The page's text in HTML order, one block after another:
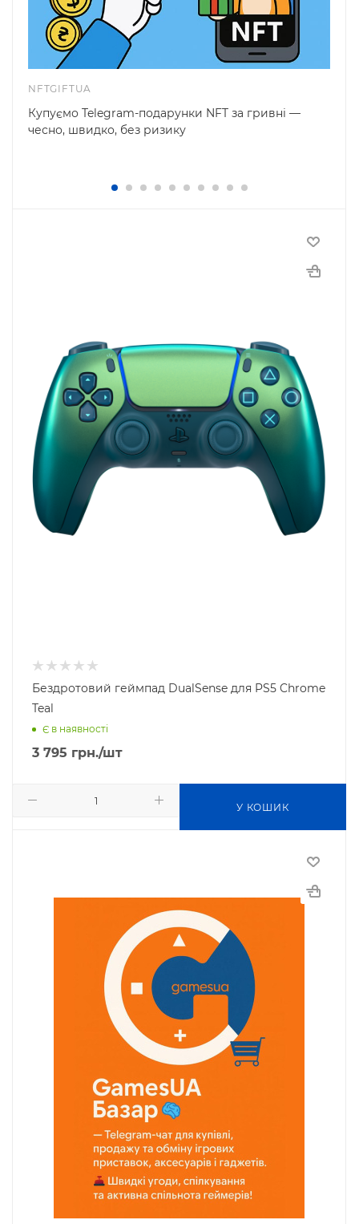
NFTGIFTUA
Купуємо Telegram-подарунки NFT за гривні —
чесно, швидко, без ризику
Бездротовий геймпад DualSense для PS5 Chrome
Teal
Є в наявності
3 795 грн./шт
У КОШИК